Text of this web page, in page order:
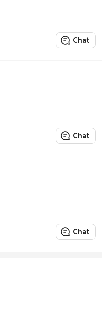
Chat
Chat
Chat